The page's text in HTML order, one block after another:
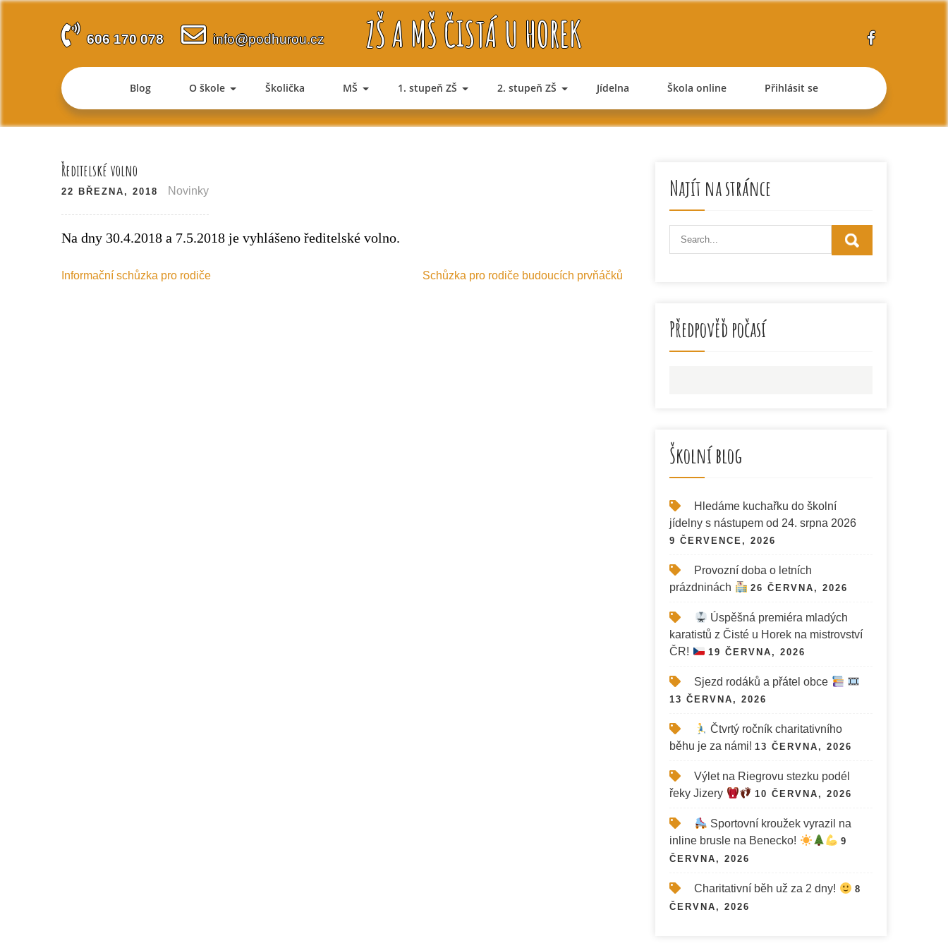
Skip
606 170 078 info@podhurou.cz ZŠ A MŠ ČISTÁ U HOREK
Blog O škole Školička MŠ 1. stupeň ZŠ 2. stupeň ZŠ Jídelna Škola online Přihlásit se
Ředitelské volno
22 BŘEZNA, 2018 Novinky
Na dny 30.4.2018 a 7.5.2018 je vyhlášeno ředitelské volno.
Navigace
Informační schůzka pro rodiče Schůzka pro rodiče budoucích prvňáčků
Najít na stránce
Předpověď počasí
Školní blog
Hledáme kuchařku do školní
jídelny s nástupem od 24. srpna 2026
9 ČERVENCE, 2026
Provozní doba o letních
prázdninách
26 ČERVNA, 2026
Úspěšná premiéra mladých
karatistů z Čisté u Horek na mistrovství
ČR!
19 ČERVNA, 2026
Sjezd rodáků a přátel obce
13 ČERVNA, 2026
Čtvrtý ročník charitativního
běhu je za námi! 13 ČERVNA, 2026
Výlet na Riegrovu stezku podél
řeky Jizery
10 ČERVNA, 2026
Sportovní kroužek vyrazil na
inline brusle na Benecko!
9
ČERVNA, 2026
Charitativní běh už za 2 dny!
8
ČERVNA, 2026